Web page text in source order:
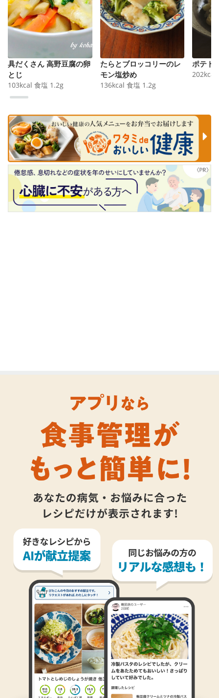
具だくさん 高野豆腐の卵
とじ
103kcal 食塩 1.2g
たらとブロッコリーのレ
モン塩炒め
136kcal 食塩 1.2g
ポテト
202kcal